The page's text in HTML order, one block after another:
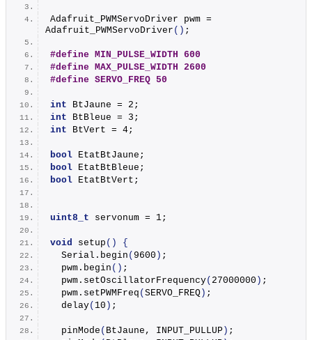
Adafruit_PWMServoDriver () ;
#define MIN_PULSE_WIDTH 600
#define MAX_PULSE_WIDTH 2600
#define SERVO_FREQ 50
int BtJaune = 2;
int BtBleue = 3;
int BtVert = 4;
bool EtatBtJaune;
bool EtatBtBleue;
bool EtatBtVert;
uint8_t servonum = 1;
void setup ()
{
  Serial.
begin ( 9600 ) ;
  pwm.
begin () ;
  pwm.
setOscillatorFrequency( 27000000 ) ;
  pwm.
setPWMFreq ( SERVO_FREQ ) ;
delay( 10 ) ;
pinMode ( BtJaune, INPUT_PULLUP ) ;